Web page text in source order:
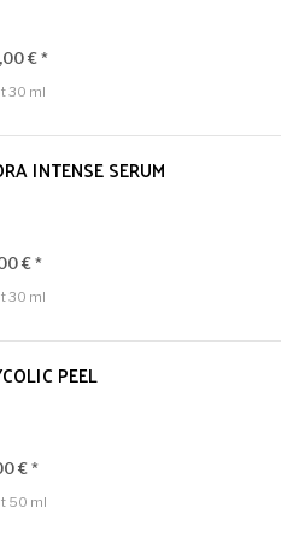
€ *
30 ml
INTENSE SERUM
€ *
30 ml
PEEL
€ *
50 ml